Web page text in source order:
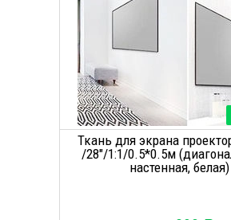
Ткань для экрана
/28"/1:1/0.5*0.5м
настенная, белая)